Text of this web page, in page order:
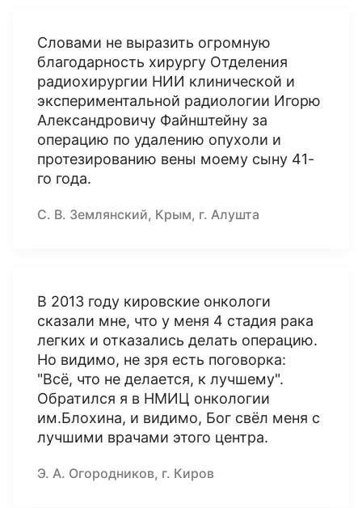
Словами не выразить огромную
благодарность хирургу Отделения
радиохирургии НИИ клинической и
экспериментальной радиологии Игорю
Александровичу Файнштейну за
операцию по удалению опухоли и
протезированию вены моему сыну 41-
го года.
С. В. Землянский, Крым, г. Алушта
В 2013 году кировские онкологи
сказали мне, что у меня 4 стадия рака
легких и отказались делать операцию.
Но видимо, не зря есть поговорка:
"Всё, что не делается, к лучшему".
Обратился я в НМИЦ онкологии
им.Блохина, и видимо, Бог свёл меня с
лучшими врачами этого центра.
Э. А. Огородников, г. Киров